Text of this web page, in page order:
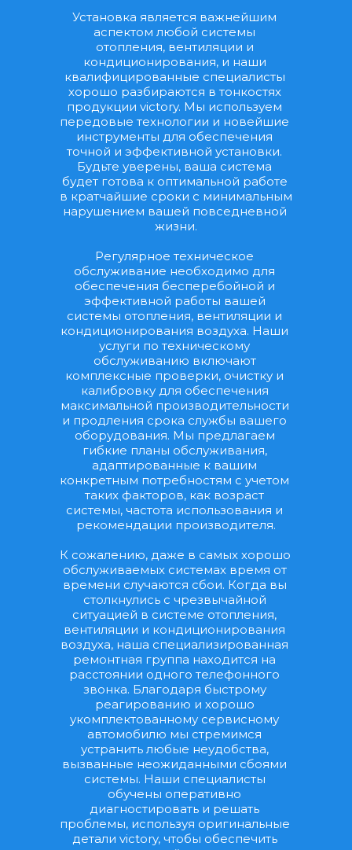
Установка является важнейшим
аспектом любой системы
отопления, вентиляции и
кондиционирования, и наши
квалифицированные специалисты
хорошо разбираются в тонкостях
продукции victory. Мы используем
передовые технологии и новейшие
инструменты для обеспечения
точной и эффективной установки.
Будьте уверены, ваша система
будет готова к оптимальной работе
в кратчайшие сроки с минимальным
нарушением вашей повседневной
жизни.
Регулярное техническое
обслуживание необходимо для
обеспечения бесперебойной и
эффективной работы вашей
системы отопления, вентиляции и
кондиционирования воздуха. Наши
услуги по техническому
обслуживанию включают
комплексные проверки, очистку и
калибровку для обеспечения
максимальной производительности
и продления срока службы вашего
оборудования. Мы предлагаем
гибкие планы обслуживания,
адаптированные к вашим
конкретным потребностям с учетом
таких факторов, как возраст
системы, частота использования и
рекомендации производителя.
К сожалению, даже в самых хорошо
обслуживаемых системах время от
времени случаются сбои. Когда вы
столкнулись с чрезвычайной
ситуацией в системе отопления,
вентиляции и кондиционирования
воздуха, наша специализированная
ремонтная группа находится на
расстоянии одного телефонного
звонка. Благодаря быстрому
реагированию и хорошо
укомплектованному сервисному
автомобилю мы стремимся
устранить любые неудобства,
вызванные неожиданными сбоями
системы. Наши специалисты
обучены оперативно
диагностировать и решать
проблемы, используя оригинальные
детали victory, чтобы обеспечить